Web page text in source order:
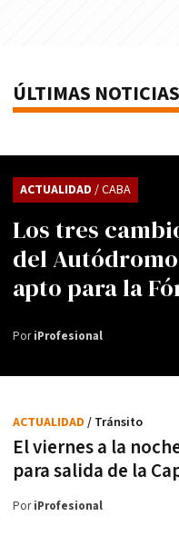
ÚLTIMAS NOTICIAS
Los tres
del
apto para la
ACTUALIDAD / CABA
PoriProfesional
El viernes a la
para salida de la
ACTUALIDAD / Tránsito
PoriProfesional